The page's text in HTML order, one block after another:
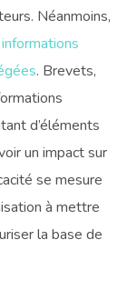
Néanmoins,
. Brevets,
d’éléments
un impact sur
se mesure
à mettre
la base de